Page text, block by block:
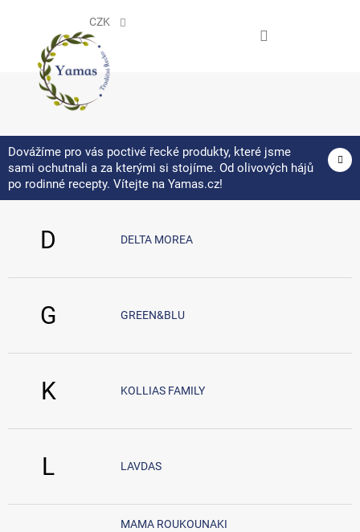
CZK
Dovážíme pro vás poctivé řecké produkty, které jsme
sami ochutnali a za kterými si stojíme. Od olivových hájů
po rodinné recepty. Vítejte na Yamas.cz!
Všechny značky A-Z
D DELTA MOREA
G GREEN&BLU
K KOLLIAS FAMILY
L LAVDAS
MAMA ROUKOUNAKI